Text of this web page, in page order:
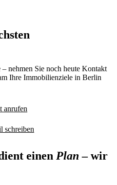
nehmen Sie noch heute Kontakt
Ihre Immobilienziele in Berlin
anrufen
schreiben
einen Plan – wir